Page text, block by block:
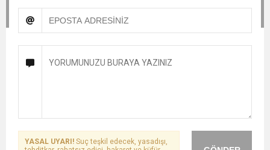
YASAL UYARI! Suç teşkil edecek, yasadışı,